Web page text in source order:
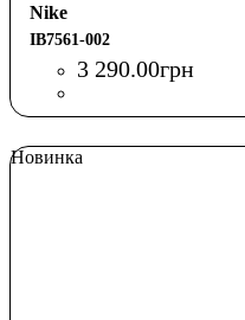
Nike
IB7561-002
3 290.00грн
Новинка